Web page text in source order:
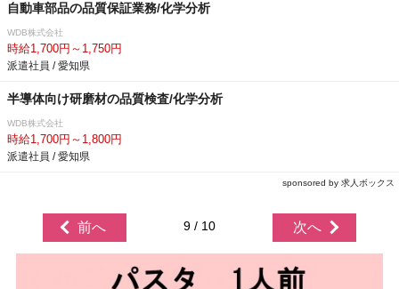
自動車部品の品質保証業務/化学分析
WDB株式会社
時給1,700円～1,750円
派遣社員 / 愛知県
半導体向け研磨材の品質検査/化学分析
WDB株式会社
時給1,700円～1,800円
派遣社員 / 愛知県
sponsored by 求人ボックス
前へ 9 / 10 次へ